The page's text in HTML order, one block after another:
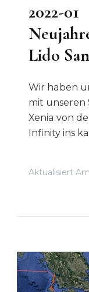
2022-01
Lido
Wir haben
mit unseren
Xenia von
Infinity ins
Aktualisiert Am